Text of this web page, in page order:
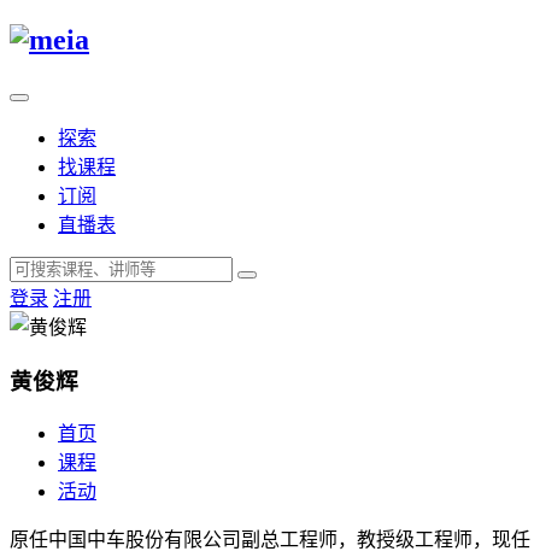
探索
找课程
订阅
直播表
登录 注册
黄俊辉
首页
课程
活动
原任中国中车股份有限公司副总工程师，教授级工程师，现任